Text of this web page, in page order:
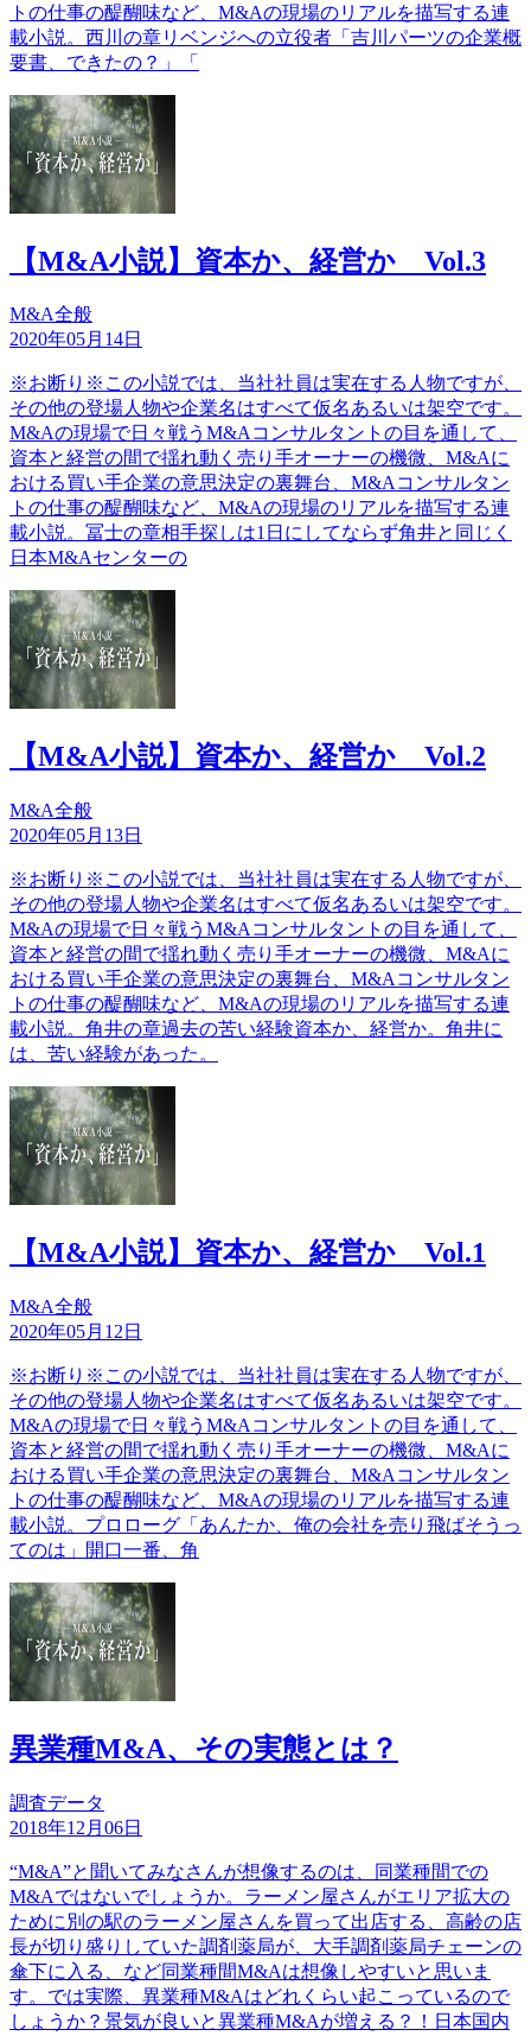
トの仕事の醍醐味など、M&Aの現場のリアルを描写する連
載小説。西川の章リベンジへの立役者「吉川パーツの企業概
要書、できたの？」「
【M&A小説】資本か、経営か Vol.3
M&A全般
2020年05月14日
※お断り※この小説では、当社社員は実在する人物ですが、
その他の登場人物や企業名はすべて仮名あるいは架空です。
M&Aの現場で日々戦うM&Aコンサルタントの目を通して、
資本と経営の間で揺れ動く売り手オーナーの機微、M&Aに
おける買い手企業の意思決定の裏舞台、M&Aコンサルタン
トの仕事の醍醐味など、M&Aの現場のリアルを描写する連
載小説。冨士の章相手探しは1日にしてならず角井と同じく
日本M&Aセンターの
【M&A小説】資本か、経営か Vol.2
M&A全般
2020年05月13日
※お断り※この小説では、当社社員は実在する人物ですが、
その他の登場人物や企業名はすべて仮名あるいは架空です。
M&Aの現場で日々戦うM&Aコンサルタントの目を通して、
資本と経営の間で揺れ動く売り手オーナーの機微、M&Aに
おける買い手企業の意思決定の裏舞台、M&Aコンサルタン
トの仕事の醍醐味など、M&Aの現場のリアルを描写する連
載小説。角井の章過去の苦い経験資本か、経営か。角井に
は、苦い経験があった。
【M&A小説】資本か、経営か Vol.1
M&A全般
2020年05月12日
※お断り※この小説では、当社社員は実在する人物ですが、
その他の登場人物や企業名はすべて仮名あるいは架空です。
M&Aの現場で日々戦うM&Aコンサルタントの目を通して、
資本と経営の間で揺れ動く売り手オーナーの機微、M&Aに
おける買い手企業の意思決定の裏舞台、M&Aコンサルタン
トの仕事の醍醐味など、M&Aの現場のリアルを描写する連
載小説。プロローグ「あんたか、俺の会社を売り飛ばそうっ
てのは」開口一番、角
異業種M&A、その実態とは？
調査データ
2018年12月06日
“M&A”と聞いてみなさんが想像するのは、同業種間での
M&Aではないでしょうか。ラーメン屋さんがエリア拡大の
ために別の駅のラーメン屋さんを買って出店する、高齢の店
長が切り盛りしていた調剤薬局が、大手調剤薬局チェーンの
傘下に入る、など同業種間M&Aは想像しやすいと思いま
す。では実際、異業種M&Aはどれくらい起こっているので
しょうか？景気が良いと異業種M&Aが増える？！日本国内